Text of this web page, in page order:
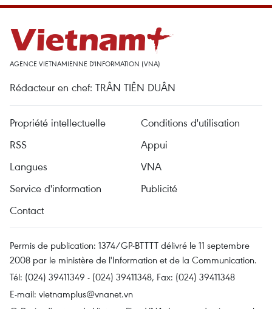
AGENCE VIETNAMIENNE D'INFORMATION (VNA)
Rédacteur en chef: TRÂN TIÊN DUÂN
Propriété intellectuelle
Conditions d'utilisation
RSS
Appui
Langues
VNA
Service d'information
Publicité
Contact
Permis de publication: 1374/GP-BTTTT délivré le 11 septembre
2008 par le ministère de l'Information et de la Communication.
Tél: (024) 39411349 - (024) 39411348, Fax: (024) 39411348
E-mail: vietnamplus@vnanet.vn